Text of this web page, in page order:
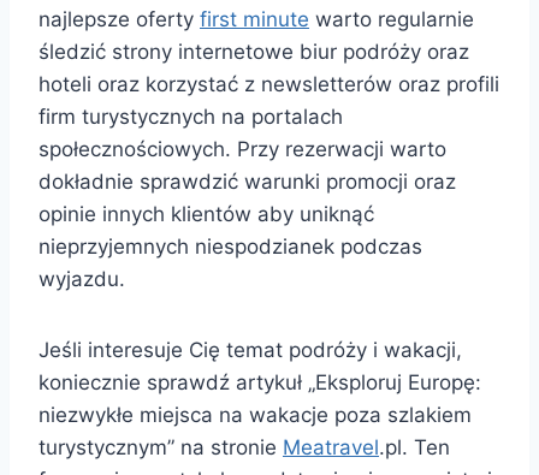
najlepsze oferty first minute warto regularnie
śledzić strony internetowe biur podróży oraz
hoteli oraz korzystać z newsletterów oraz profili
firm turystycznych na portalach
społecznościowych. Przy rezerwacji warto
dokładnie sprawdzić warunki promocji oraz
opinie innych klientów aby uniknąć
nieprzyjemnych niespodzianek podczas
wyjazdu.
Jeśli interesuje Cię temat podróży i wakacji,
koniecznie sprawdź artykuł „Eksploruj Europę:
niezwykłe miejsca na wakacje poza szlakiem
turystycznym” na stronie Meatravel.pl. Ten